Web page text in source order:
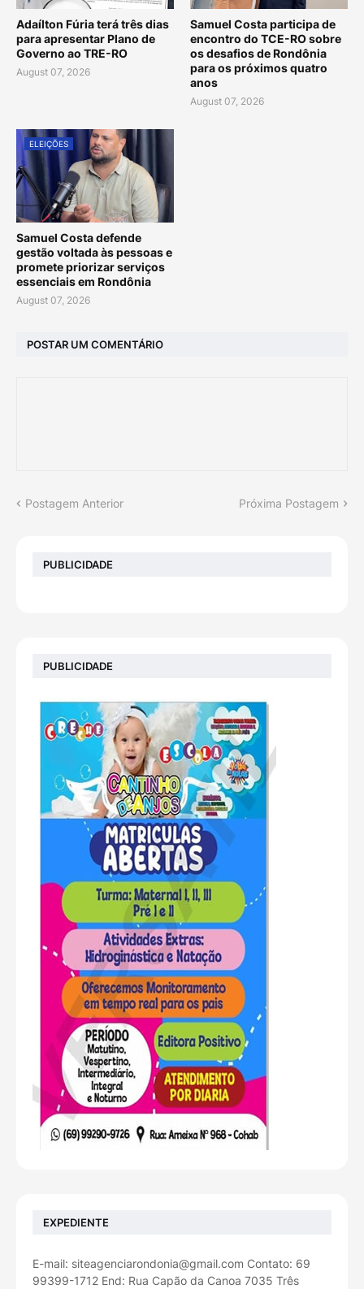
Adaílton Fúria terá três dias
para apresentar Plano de
Governo ao TRE-RO
August 07, 2026
Samuel Costa participa de
encontro do TCE-RO sobre
os desafios de Rondônia
para os próximos quatro
anos
August 07, 2026
ELEIÇÕES
Samuel Costa defende
gestão voltada às pessoas e
promete priorizar serviços
essenciais em Rondônia
August 07, 2026
POSTAR UM COMENTÁRIO
Postagem Anterior Próxima Postagem
PUBLICIDADE
PUBLICIDADE
EXPEDIENTE
E-mail: siteagenciarondonia@gmail.com Contato: 69
99399-1712 End: Rua Capão da Canoa 7035 Três